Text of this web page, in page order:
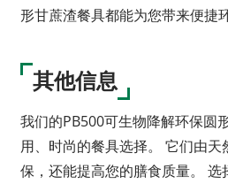
形甘蔗渣餐具都能为您带来便捷
其他信息
我们的PB500可生物降解环保圆
用、时尚的餐具选择。 它们由
保，还能提高您的膳食质量。